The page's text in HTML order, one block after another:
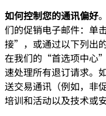
如何控制您的通讯偏好
们的促销电子邮件：单
接”，或通过以下列出
在我们的“首选项中心
速处理所有退订请求。
送交易通讯（例如，非
培训和活动以及技术或